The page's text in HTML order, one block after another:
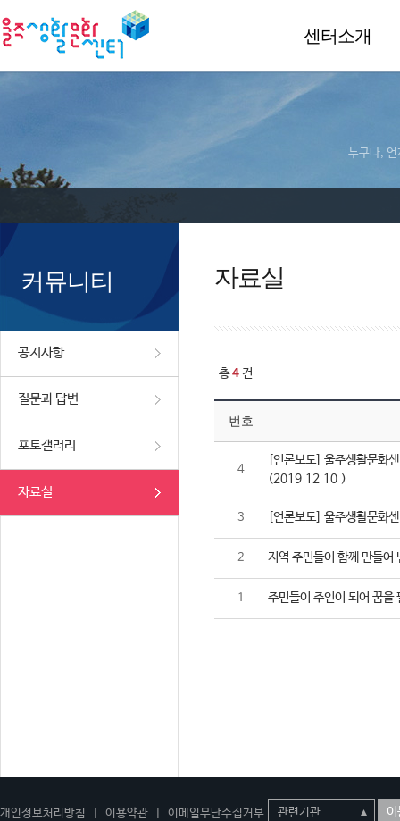
센터소개
누구나, 언
커뮤니티
공지사항
질문과 답변
포토갤러리
자료실
자료실
총4 건
번호
4
[언론보도] 울주생활문화
(2019.12.10.)
3 [언론보도] 울주생활문화
2 지역 주민들이 함께 만들
1 주민들이 주인이 되어 꿈
개인정보처리방침 이용약관 이메일무단수집거부 이